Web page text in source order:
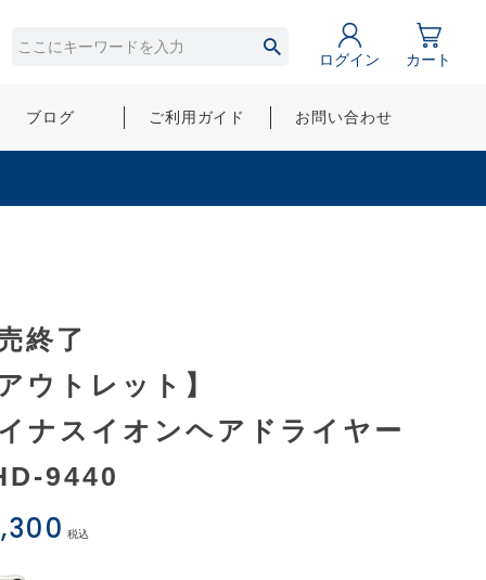
ログイン カート
ブログ ご利用ガイド お問い合わせ
終了
アウトレット】
ナスイオンヘアドライヤー
9440
税込